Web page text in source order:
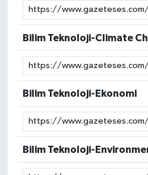
Bilim Teknoloji-Climate
Bilim Teknoloji-Ekonomi
Bilim Teknoloji-